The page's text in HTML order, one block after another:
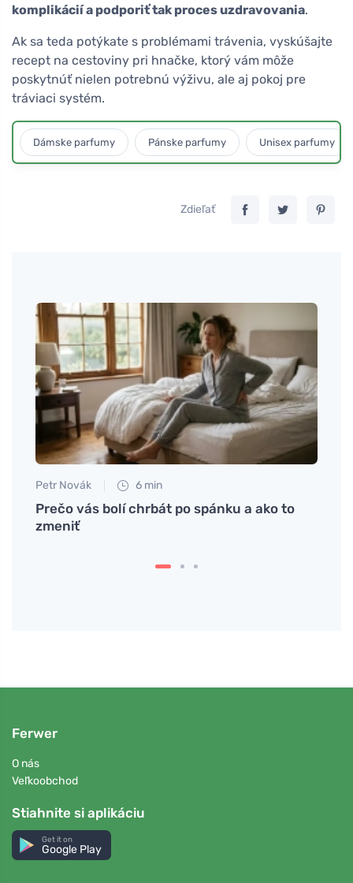
komplikácií a podporiť tak proces uzdravovania.
Ak sa teda potýkate s problémami trávenia, vyskúšajte
recept na cestoviny pri hnačke, ktorý vám môže
poskytnúť nielen potrebnú výživu, ale aj pokoj pre
tráviaci systém.
Dámske parfumy Pánske parfumy Unisex parfumy
Zdieľať
Petr Novák 6 min
Prečo vás bolí chrbát po spánku a ako to
zmeniť
Ferwer
O nás
Veľkoobchod
Stiahnite si aplikáciu
Get it on
Google Play